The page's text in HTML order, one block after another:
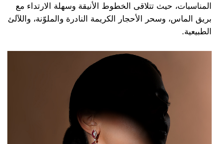
المناسبات، حيث تتلاقى الخطوط الأنيقة وسهلة الارتداء مع
بريق الماس، وسحر الأحجار الكريمة النادرة والملوّنة، واللآلئ
الطبيعية.